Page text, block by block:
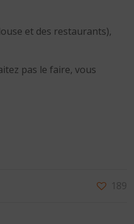
et des restaurants),
pas le faire, vous
189